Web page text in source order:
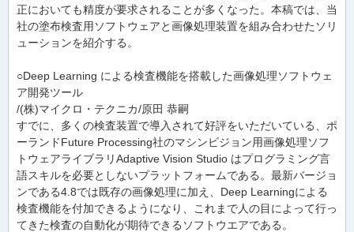
正においても精度が要求されることが多くなった。本稿では、当
社の塗布検査用ソフトウェアと画像処理装置を組み合わせたソリ
ューションを紹介する。
○Deep Learning による検査機能を搭載した画像処理ソフトウェ
ア開発ツール
/(株)マイクロ・テクニカ/原田 恭嗣
すでに、多くの検査装置で導入されて好評をいただいている、ポ
ーランドFuture Processing社のマシンビジョン用画像処理ソフ
トウェアライブラリAdaptive Vision Studio はプログラミング言
語スキルを必要としないプラットフォームである。最新バージョ
ンである4.8では既存の画像処理に加え、Deep Learningによる
検査機能を付加できるようになり、これまで人の目によって行っ
てきた検査の自動化が期待できるソフトウエアである。